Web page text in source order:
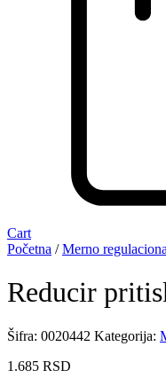
Cart
Početna /Merno
Reducir
Šifra: 0020442 Kategorija:
1.685 RSD